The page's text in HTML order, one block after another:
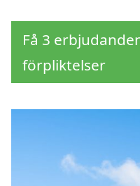
Få 3
förpliktelser